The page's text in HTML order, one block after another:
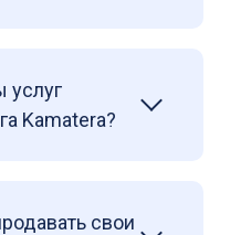
услуг
Kamatera?
свои